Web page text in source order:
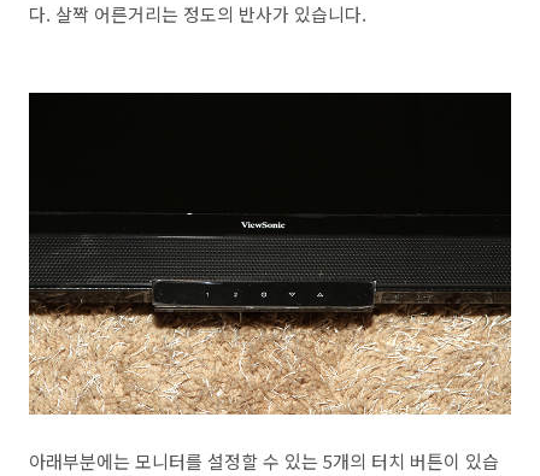
다. 살짝 어른거리는 정도의 반사가 있습니다.
아래부분에는 모니터를 설정할 수 있는 5개의 터치 버튼이 있습